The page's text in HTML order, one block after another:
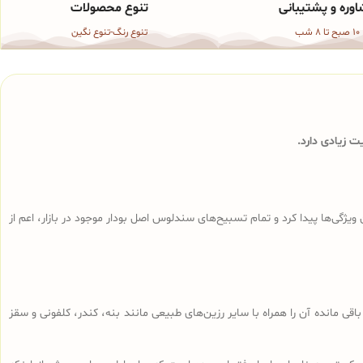
و پشتیبانی
10 صبح تا 8 شب
تنوع محصولات
تنوع رنگ-تنوع نگین
زیادی دارد.
پیدا کرد و تمام تسبیح‌های سندلوس‌ اصل بودار موجود در بازار، اعم از
تراشه‌های باقی مانده آن را همراه با سایر رزین‌های طبیعی مانند بنه، کندر، کلفونی و سقز